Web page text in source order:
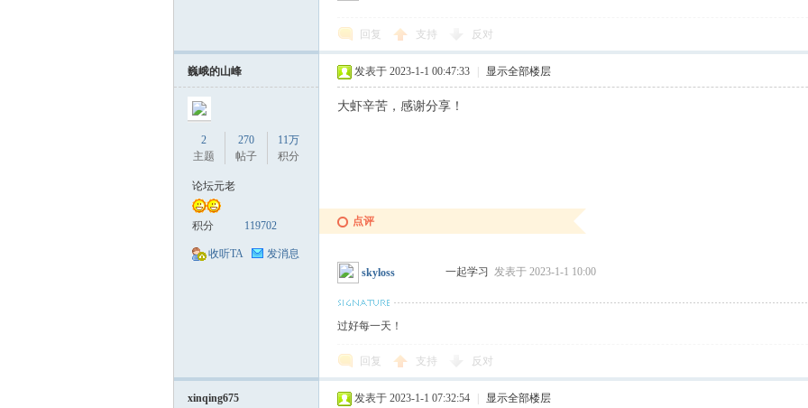
回复 支持 反对
巍峨的山峰
2
主题
270
帖子
11万
积分
论坛元老
积分 119702
收听TA 发消息
发表于 2023-1-1 00:47:33 显示全部楼层
大虾辛苦，感谢分享！
点评
skyloss 一起学习 发表于 2023-1-1 10:00
过好每一天！
回复 支持 反对
xinqing675 发表于 2023-1-1 07:32:54 显示全部楼层